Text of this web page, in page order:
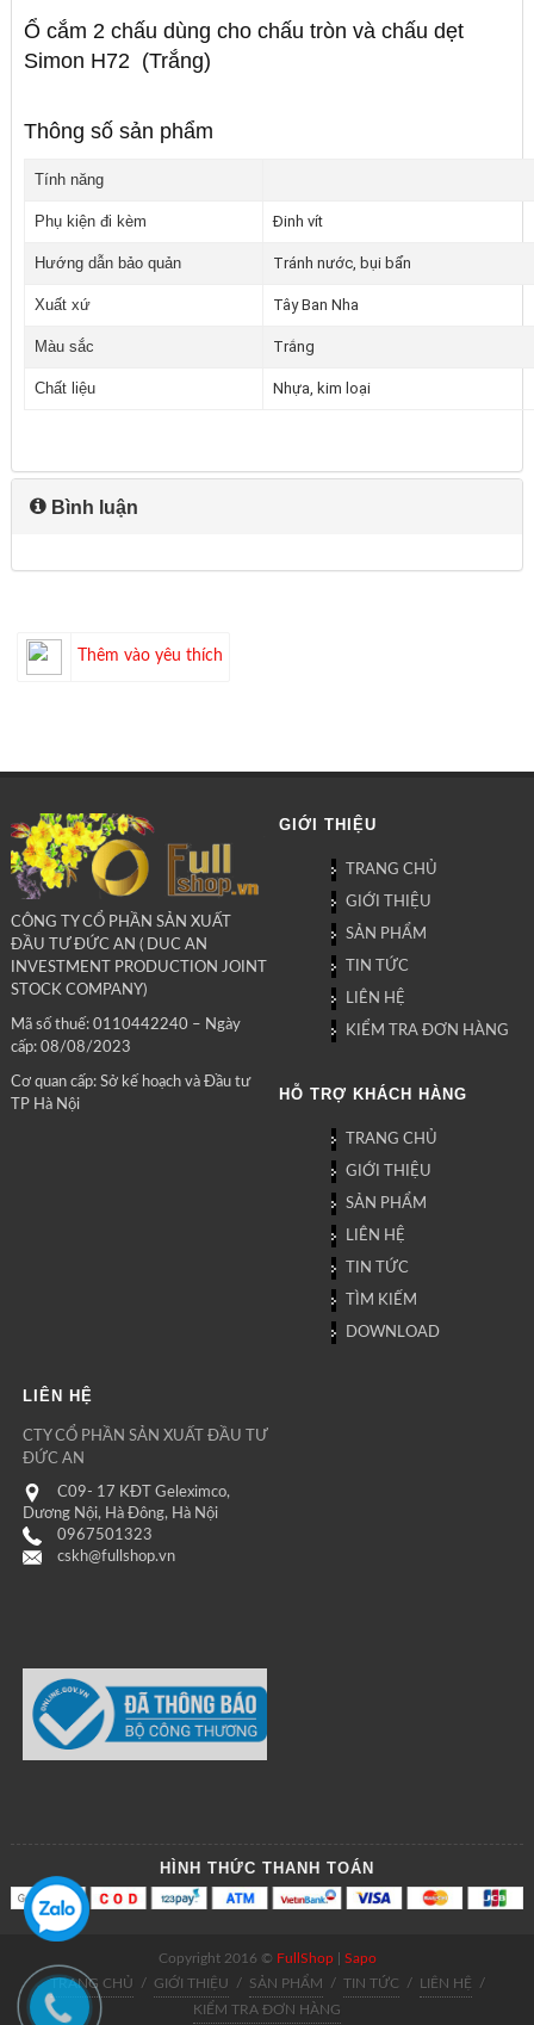
Ổ cắm 2 chấu dùng cho chấu tròn và chấu dẹt
Simon H72 (Trắng)
Thông số sản phẩm
Tính năng
Phụ kiện đi kèm Đinh vít
Hướng dẫn bảo quản Tránh nước, bụi bẩn
Xuất xứ Tây Ban Nha
Màu sắc Trắng
Chất liệu Nhựa, kim loại
Bình luận
Thêm vào yêu thích
CÔNG TY CỔ PHẦN SẢN XUẤT
ĐẦU TƯ ĐỨC AN ( DUC AN
INVESTMENT PRODUCTION JOINT
STOCK COMPANY)
Mã số thuế: 0110442240 – Ngày
cấp: 08/08/2023
Cơ quan cấp: Sở kế hoạch và Đầu tư
TP Hà Nội
GIỚI THIỆU
TRANG CHỦ
GIỚI THIỆU
SẢN PHẨM
TIN TỨC
LIÊN HỆ
KIỂM TRA ĐƠN HÀNG
HỖ TRỢ KHÁCH HÀNG
TRANG CHỦ
GIỚI THIỆU
SẢN PHẨM
LIÊN HỆ
TIN TỨC
TÌM KIẾM
DOWNLOAD
LIÊN HỆ
CTY CỔ PHẦN SẢN XUẤT ĐẦU TƯ
ĐỨC AN
C09- 17 KĐT Geleximco,
Dương Nội, Hà Đông, Hà Nội
0967501323
cskh@fullshop.vn
HÌNH THỨC THANH TOÁN
Copyright 2016 © FullShop| Sapo
TRANG CHỦ
/ GIỚI THIỆU / SẢN PHẨM / TIN TỨC / LIÊN HỆ
/
KIỂM TRA ĐƠN HÀNG